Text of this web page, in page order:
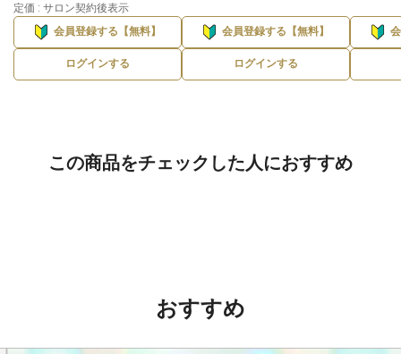
定価 : サロン契約後表示
会員登録する【無料】
ログインする
会員登録する【無料】
ログインする
この商品をチェックした人におすすめ
おすすめ